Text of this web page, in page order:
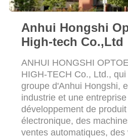
Anhui Hongshi
High-tech Co.,Ltd
ANHUI HONGSHI
HIGH-TECH Co., Ltd.,
groupe d'Anhui Hongshi,
industrie et une
développement de
électronique, des
ventes automatiques,